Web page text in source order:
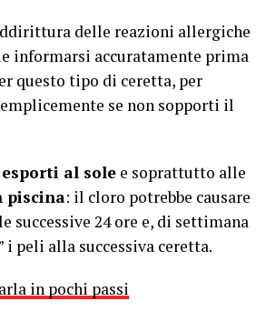
delle reazioni allergiche
informarsi accuratamente prima
questo tipo di ceretta, per
se non sopporti il
al sole e soprattutto alle
piscina: il cloro potrebbe causare
successive 24 ore e, di settimana
i peli alla successiva ceretta.
in pochi passi